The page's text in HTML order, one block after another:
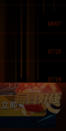
FISHING
立即暢玩
08/07
07/28
07/19
07/18